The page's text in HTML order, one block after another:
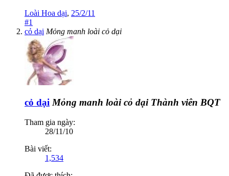
Loài Hoa dại, 25/2/11
#1
cỏ dại Mỏng manh loài cỏ dại
cỏ dại Mỏng manh loài cỏ dại Thành viên BQT
Tham gia ngày:
28/11/10
Bài viết:
1,534